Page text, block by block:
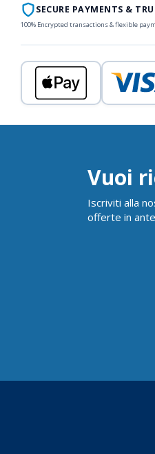
SECURE PAYMENTS &
100% Encrypted transactions & flexible
Vuoi
Iscriviti alla
offerte in